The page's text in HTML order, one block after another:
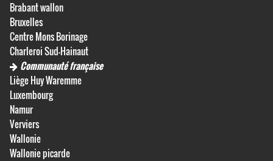
Brabant wallon
Bruxelles
Centre Mons Borinage
Charleroi Sud-Hainaut
Communauté française
Liège Huy Waremme
Luxembourg
Namur
Verviers
Wallonie
Wallonie picarde